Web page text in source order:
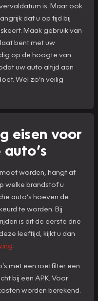
is. Maar ook
dat u op tijd bij
Maak gebruik van
bent met uw
op de hoogte van
uw auto altijd aan
Wel zo’n veilig
eisen voor
moet worden, hangt af
welke brandstof u
auto’s hoeven de
te worden. Bij
is dit de eerste drie
leeftijd, kijkt u dan
met een roetfilter een
bij een APK. Voor
worden berekend.